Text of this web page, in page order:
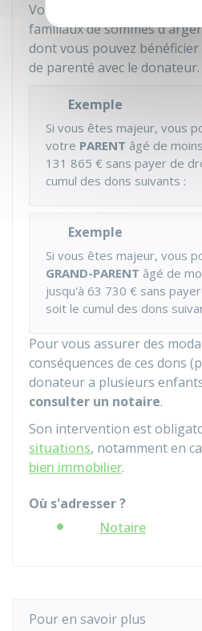
Vous pouvez
familiaux de sommes
dont vous pouvez
de parenté avec le donateur.
Exemple
Si vous êtes majeur, vous
votre PARENT âgé de
131 865 € sans payer de
cumul des dons suivants :
Exemple
Si vous êtes majeur, vous
GRAND-PARENT âgé de
jusqu'à 63 730 € sans
soit le cumul des dons
Pour vous assurer des
conséquences de ces dons
donateur a plusieurs
consulter un notaire.
Son intervention est
situations, notamment en
bien immobilier.
Où s'adresser ?
Notaire
Pour en savoir plus